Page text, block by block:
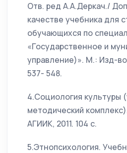
Отв. ред А.А.Деркач./
качестве учебника для
обучающихся по
«Государственное и
управление)». М.: Изд-
537- 548.
4.Социология культуры
методический
АГИИК, 2011. 104 с.
5.Этнопсихология.